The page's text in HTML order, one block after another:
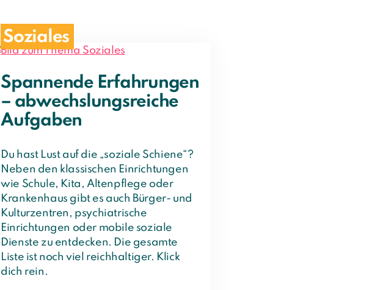
Soziales
Spannende Erfahrungen
– abwechslungsreiche
Aufgaben
Du hast Lust auf die „soziale Schiene“?
Neben den klassischen Einrichtungen
wie Schule, Kita, Altenpflege oder
Krankenhaus gibt es auch Bürger- und
Kulturzentren, psychiatrische
Einrichtungen oder mobile soziale
Dienste zu entdecken. Die gesamte
Liste ist noch viel reichhaltiger. Klick
dich rein.